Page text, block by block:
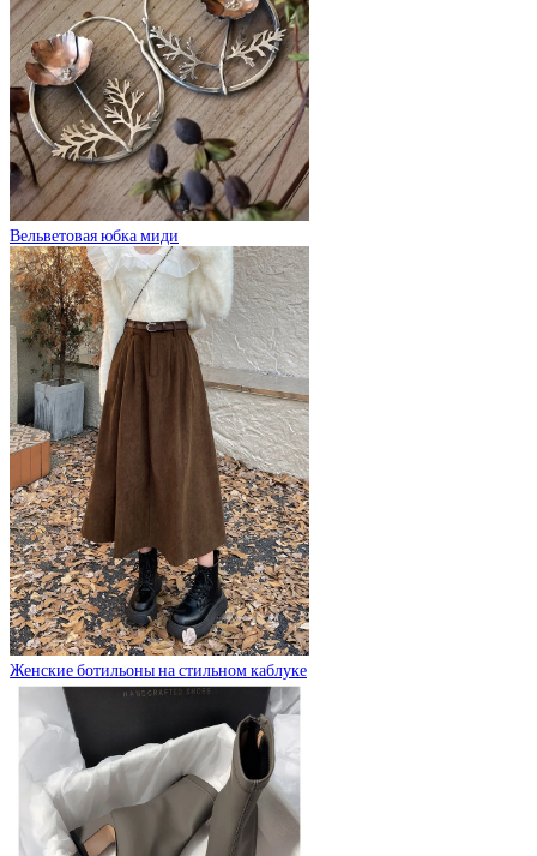
Вельветовая юбка миди
Женские ботильоны на стильном каблуке